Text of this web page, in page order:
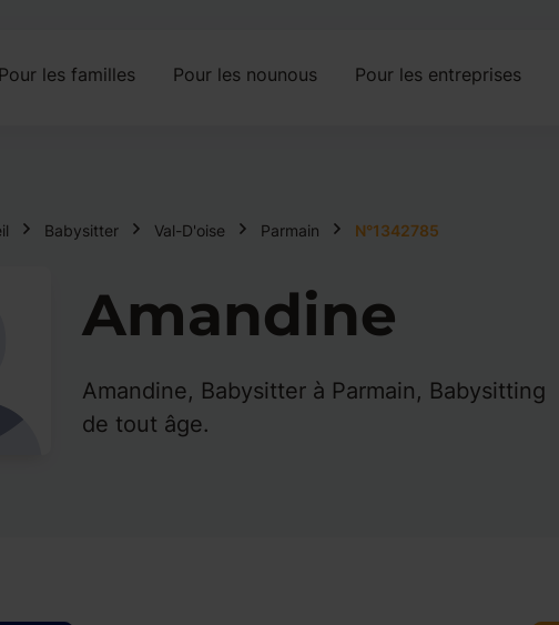
Pour les familles Pour les nounous Pour les entreprises
Babysitter Val-D'oise Parmain N°1342785
Amandine
Amandine, Babysitter à Parmain, Babysitting
de tout âge.